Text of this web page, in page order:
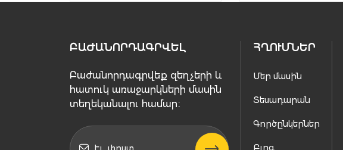
ԲԱԺԱՆՈՐԴԱԳՐՎԵԼ
Բաժանորդագրվեք զեղչերի և
հատուկ առաջարկների մասին
տեղեկանալու համար։
ՀՂՈՒՄՆԵՐ
Մեր մասին
Տեսադարան
Գործընկերներ
Բլոգ